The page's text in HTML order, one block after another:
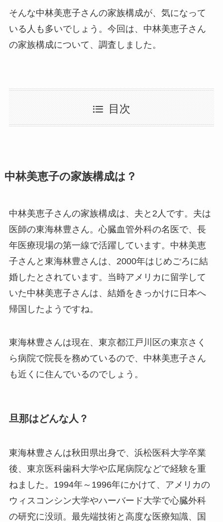
そんな中林美恵子さんの家族構成が、気になって
いる人も多いでしょう。今回は、中林美恵子さん
の家族構成について、調査しました。
目次
中林美恵子の家族構成は？
中林美恵子さんの家族構成は、夫と2人です。夫は
医師の東海林豊さん。心臓血管外科の名医で、長
年医療現場の第一線で活躍しています。中林美恵
子さんと東海林豊さんは、2000年はじめごろに結
婚したとされています。当時アメリカに留学して
いた中林美恵子さんは、結婚をきっかけに日本へ
帰国したようですね。
東海林豊さんは現在、東京都江戸川区の東京さく
ら病院で院長を務めているので、中林美恵子さん
も近くに住んでいるのでしょう。
旦那はどんな人？
東海林豊さんは秋田県出身で、浜松医科大学卒業
後、東京医科歯科大学や広尾病院などで経験を重
ねました。1994年～1996年にかけて、アメリカの
ウィスコンシン大学やハーバード大学で心臓外科
の研究に没頭。最先端技術と高度な医療知識、国